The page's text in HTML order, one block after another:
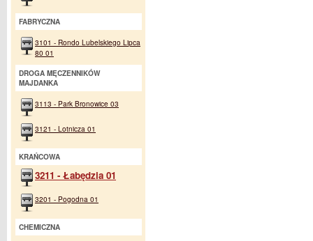
FABRYCZNA
3101 - Rondo Lubelskiego Lipca
80 01
DROGA MĘCZENNIKÓW
MAJDANKA
3113 - Park Bronowice 03
3121 - Lotnicza 01
KRAŃCOWA
3211 - Łabędzia 01
3201 - Pogodna 01
CHEMICZNA